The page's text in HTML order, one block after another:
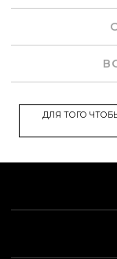
ДЛЯ ТОГО